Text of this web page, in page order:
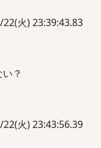
火) 23:39:43.83
？
火) 23:43:56.39